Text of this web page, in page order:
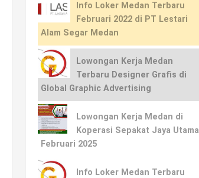
Info Loker Medan Terbaru
Februari 2022 di PT Lestari
Alam Segar Medan
Lowongan Kerja Medan
Terbaru Designer Grafis di
Global Graphic Advertising
Lowongan Kerja Medan di
Koperasi Sepakat Jaya Utama
Februari 2025
Info Loker Medan Terbaru